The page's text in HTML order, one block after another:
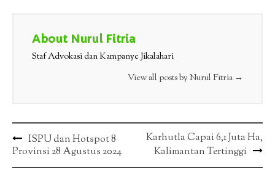
About Nurul Fitria
Staf Advokasi dan Kampanye Jikalahari
View all posts by Nurul Fitria →
Post
navigation
ISPU dan Hotspot 8
Provinsi 28 Agustus 2024
Karhutla Capai 6,1 Juta Ha,
Kalimantan Tertinggi